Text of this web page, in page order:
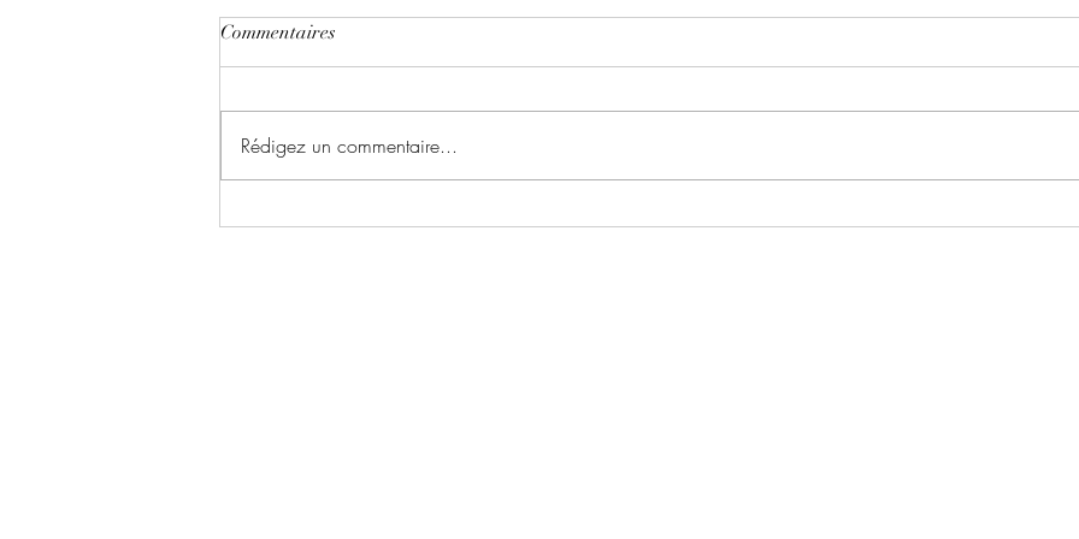
Commentaires
Rédigez un commentaire...